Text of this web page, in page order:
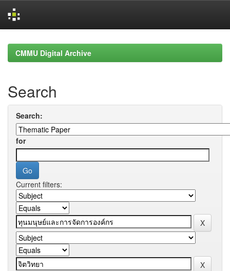
navigationCMMU Digital Archive
Search
Search:
for
Current filters: